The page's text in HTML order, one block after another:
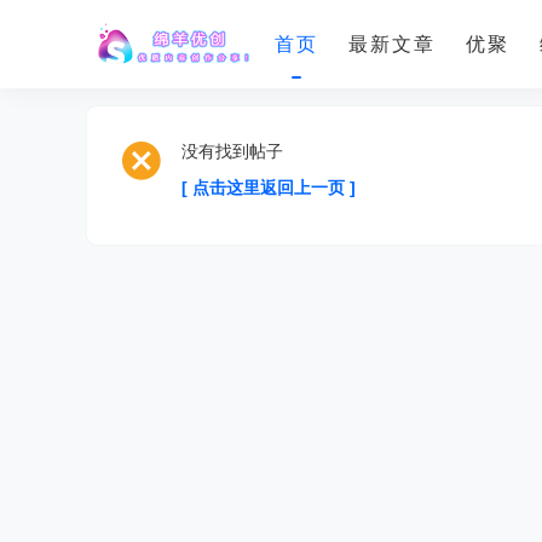
首页 最新文章 优聚
没有找到帖子
[ 点击这里返回上一页 ]